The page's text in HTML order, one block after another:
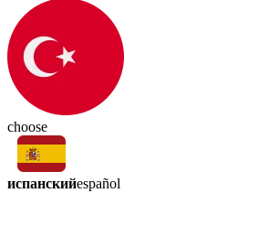
choose
испанскийespañol